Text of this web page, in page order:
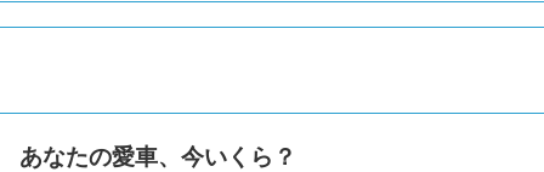
あなたの愛車、今いくら？